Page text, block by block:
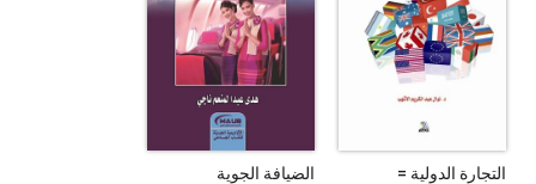
التجارة الدولية =
الضيافة الجوية